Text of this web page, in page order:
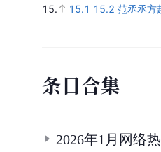
15.
15.1 15.2 范丞丞方
条目合集
2026年1月网络